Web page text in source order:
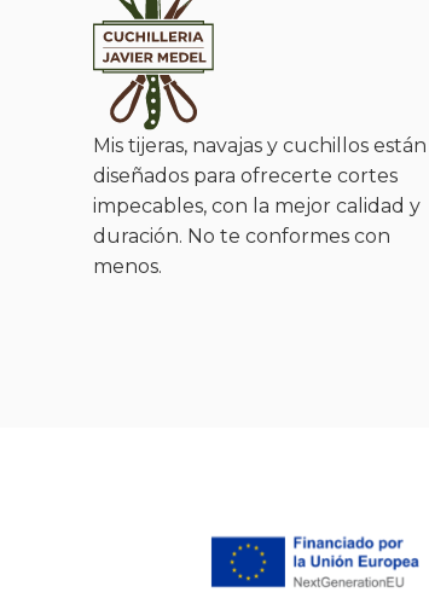
Mis tijeras, navajas y cuchillos están
diseñados para ofrecerte cortes
impecables, con la mejor calidad y
duración. No te conformes con
menos.